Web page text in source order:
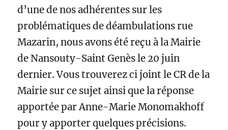
d’une de nos adhérentes sur les
problématiques de déambulations rue
Mazarin, nous avons été reçu à la Mairie
de Nansouty-Saint Genès le 20 juin
dernier. Vous trouverez ci joint le CR de la
Mairie sur ce sujet ainsi que la réponse
apportée par Anne-Marie Monomakhoff
pour y apporter quelques précisions.